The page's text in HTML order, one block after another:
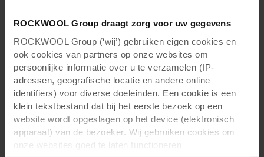
ROCKWOOL Group draagt zorg voor uw gegevens
ROCKWOOL Group (‘wij’) gebruiken eigen cookies en
ook cookies van partners op onze websites om
persoonlijke informatie over u te verzamelen (IP-
adressen, geografische locatie en andere online
identifiers) voor diverse doeleinden. Een cookie is een
klein tekstbestand dat bij het eerste bezoek op een
website wordt opgeslagen op het device (elektronisch
apparaat) van de bezoeker. Wij gebruiken cookies om
Introductie van Rockfon® Hub: een
uniek space-in-space platform
Rockfon Hub is de eerste in zijn soort en is een
innovatief eilandplatform dat is ontworpen om
te voldoen aan de eisen van open